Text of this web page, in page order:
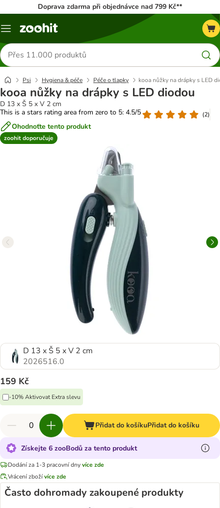
Doprava zdarma při objednávce nad 799 Kč**
Menu
Hledat
produkty
Psi Hygiena & péče Péče o tlapky kooa nůžky na drápky s LED
kooa nůžky na drápky s LED diodou
D 13 x Š 5 x V 2 cm
This is a stars rating area from zero to 5: 4.5/5
(2)
Ohodnoťte tento produkt
zoohit doporučuje
D 13 x Š 5 x V 2 cm
2026516.0
159 Kč
-10% Aktivovat Extra slevu
Přidat do košíkuPřidat do košíku
Získejte 6 zooBodů za tento produkt
Dodání za 1-3 pracovní dnyvíce zde
Vrácení zbožívíce zde
Často dohromady zakoupené produkty